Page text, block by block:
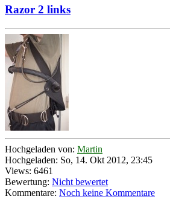
Razor 2 links
Hochgeladen von: Martin
Hochgeladen: So, 14. Okt 2012, 23:45
Views: 6461
Bewertung: Nicht bewertet
Kommentare: Noch keine Kommentare